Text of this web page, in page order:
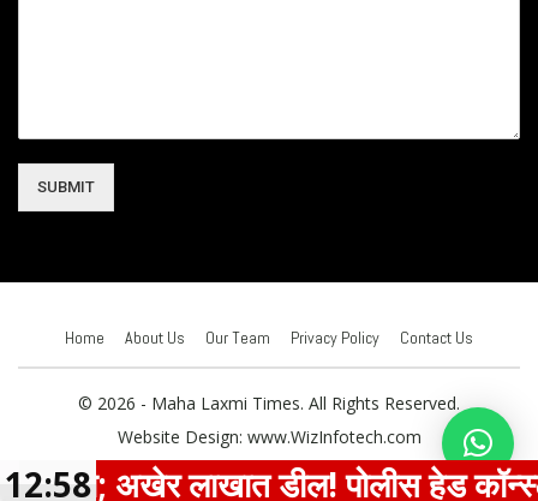
SUBMIT
Home About Us Our Team Privacy Policy Contact Us
© 2026 - Maha Laxmi Times. All Rights Reserved.
Website Design: www.WizInfotech.com
अखेर लाखात डील! पोलीस हेड
12:58